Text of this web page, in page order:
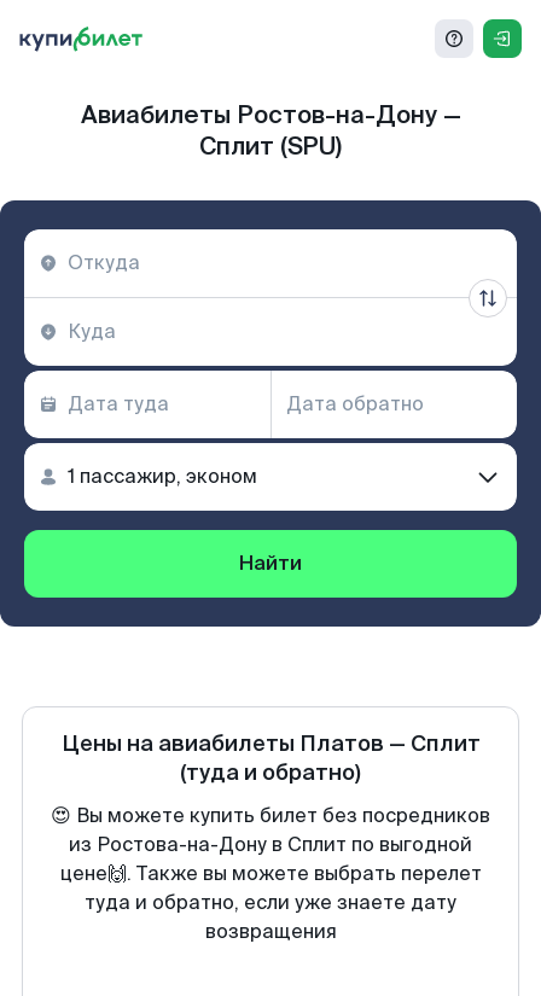
Авиабилеты Ростов-на-Дону —
Сплит (SPU)
Найти
Цены на авиабилеты Платов — Сплит
(туда и обратно)
😍 Вы можете купить билет без посредников
из Ростова-на-Дону в Сплит по выгодной
цене🙌. Также вы можете выбрать перелет
туда и обратно, если уже знаете дату
возвращения